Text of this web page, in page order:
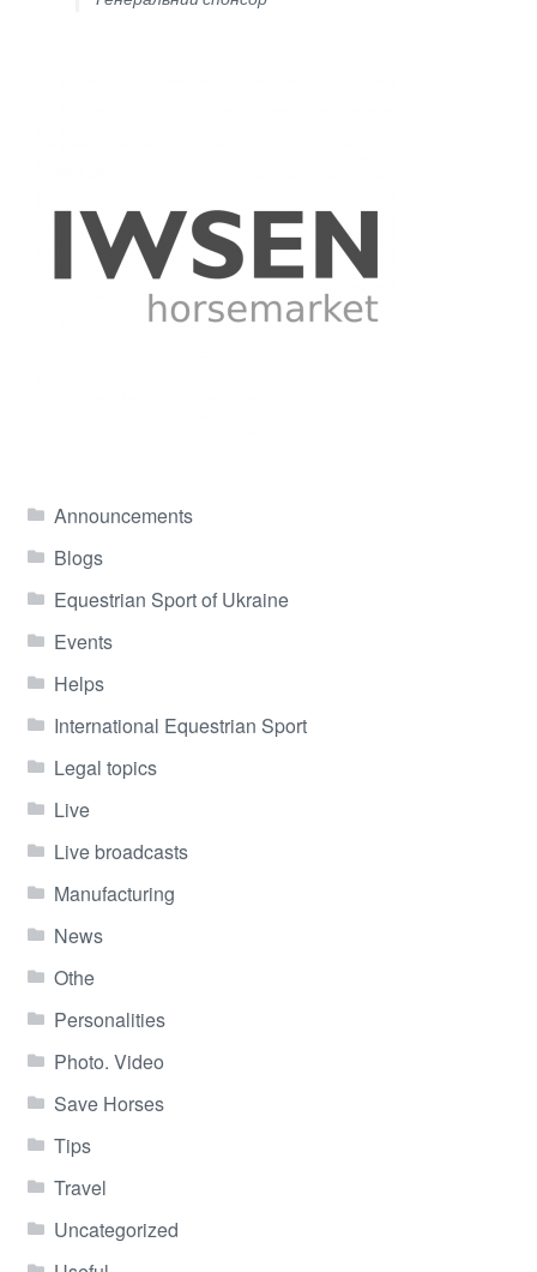
Announcements
Blogs
Equestrian Sport of Ukraine
Events
Helps
International Equestrian Sport
Legal topics
Live
Live broadcasts
Manufacturing
News
Othe
Personalities
Photo. Video
Save Horses
Tips
Travel
Uncategorized